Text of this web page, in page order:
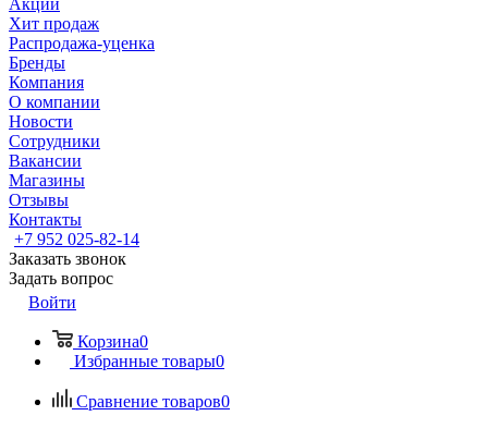
Акции
Хит продаж
Распродажа-уценка
Бренды
Компания
О компании
Новости
Сотрудники
Вакансии
Магазины
Отзывы
Контакты
+7 952 025-82-14
Заказать звонок
Задать вопрос
Войти
Корзина0
Избранные товары0
Сравнение товаров0